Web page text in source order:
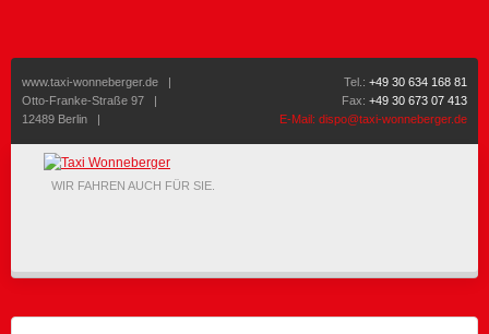
www.taxi-wonneberger.de |
Otto-Franke-Straße 97 |
12489 Berlin |
Tel.: +49 30 634 168 81
Fax: +49 30 673 07 413
E-Mail: dispo@taxi-wonneberger.de
WIR FAHREN AUCH FÜR SIE.